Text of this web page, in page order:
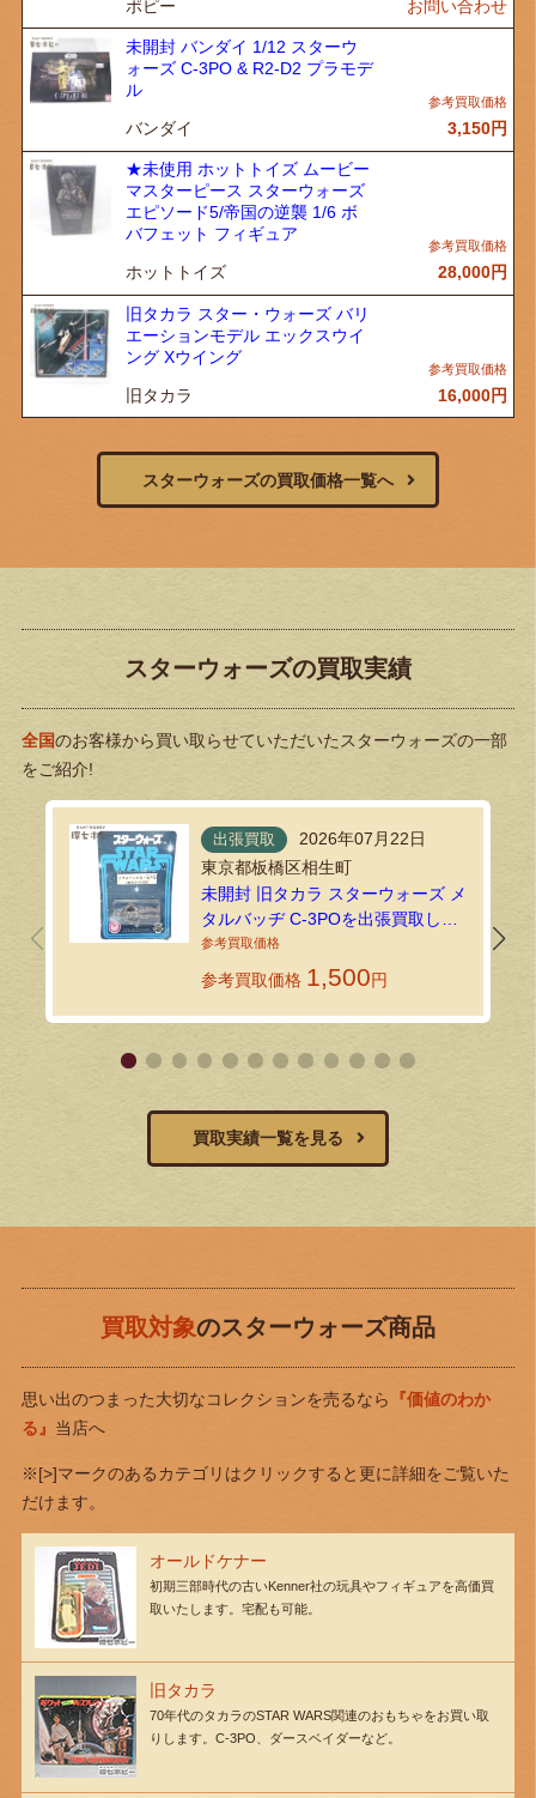
ポピー お問い合わせ
未開封 バンダイ 1/12 スターウ
ォーズ C-3PO & R2-D2 プラモデ
ル
バンダイ 3,150円
★未使用 ホットトイズ ムービー
マスターピース スターウォーズ
エピソード5/帝国の逆襲 1/6 ボ
バフェット フィギュア
ホットトイズ 28,000円
旧タカラ スター・ウォーズ バリ
エーションモデル エックスウイ
ング Xウイング
旧タカラ 16,000円
スターウォーズの買取価格一覧へ
スターウォーズの買取実績
全国のお客様から買い取らせていただいたスターウォーズの一部
をご紹介!
出張買取
2026年07月22日
東京都板橋区相生町
未開封 旧タカラ スターウォーズ メ
タルバッヂ C-3POを出張買取しま
した！
参考買取価格 1,500円
買取実績一覧を見る
買取対象のスターウォーズ商品
思い出のつまった大切なコレクションを売るなら
『価値のわか
る』 当店へ
※[>]マークのあるカテゴリはクリックすると更に詳細をご覧いた
だけます。
オールドケナー
初期三部時代の古いKenner社の玩具やフィギュアを高価買
取いたします。宅配も可能。
旧タカラ
70年代のタカラのSTAR WARS関連のおもちゃをお買い取
りします。C-3PO、ダースベイダーなど。